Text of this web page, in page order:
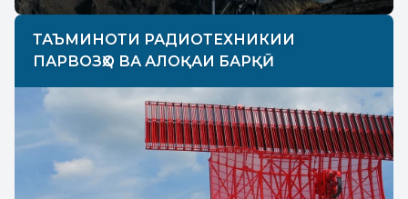
ТАЪМИНОТИ РАДИОТЕХНИКИИ
ПАРВОЗҲО ВА АЛОҚАИ БАРҚӢ